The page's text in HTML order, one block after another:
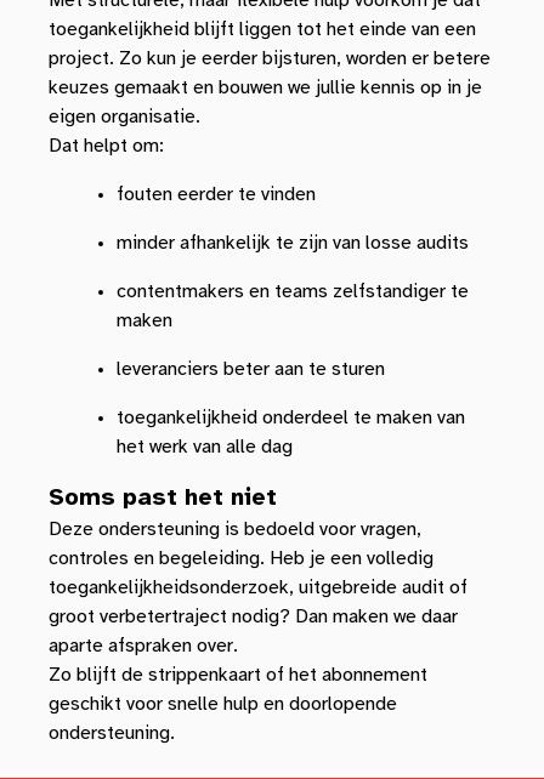
toegankelijkheid blijft liggen tot het einde van een
project. Zo kun je eerder bijsturen, worden er betere
keuzes gemaakt en bouwen we jullie kennis op in je
eigen organisatie.
Dat helpt om:
fouten eerder te vinden
minder afhankelijk te zijn van losse audits
contentmakers en teams zelfstandiger te
maken
leveranciers beter aan te sturen
toegankelijkheid onderdeel te maken van
het werk van alle dag
Soms past het niet
Deze ondersteuning is bedoeld voor vragen,
controles en begeleiding. Heb je een volledig
toegankelijkheidsonderzoek, uitgebreide audit of
groot verbetertraject nodig? Dan maken we daar
aparte afspraken over.
Zo blijft de strippenkaart of het abonnement
geschikt voor snelle hulp en doorlopende
ondersteuning.